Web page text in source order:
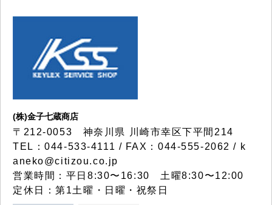
(株)金子七蔵商店
〒212-0053 神奈川県 川崎市幸区下平間214
TEL：044-533-4111 / FAX：044-555-2062 / k
aneko@citizou.co.jp
営業時間：平日8:30〜16:30 土曜8:30〜12:00
定休日：第1土曜・日曜・祝祭日